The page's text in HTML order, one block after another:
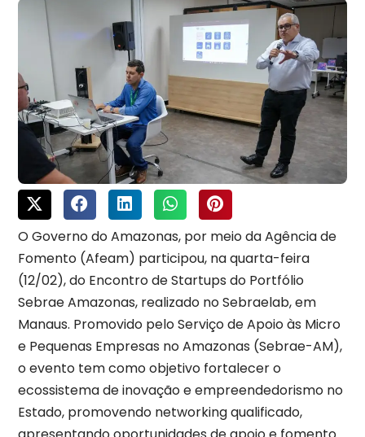
O Governo do Amazonas, por meio da Agência de
Fomento (Afeam) participou, na quarta-feira
(12/02), do Encontro de Startups do Portfólio
Sebrae Amazonas, realizado no Sebraelab, em
Manaus. Promovido pelo Serviço de Apoio às Micro
e Pequenas Empresas no Amazonas (Sebrae-AM),
o evento tem como objetivo fortalecer o
ecossistema de inovação e empreendedorismo no
Estado, promovendo networking qualificado,